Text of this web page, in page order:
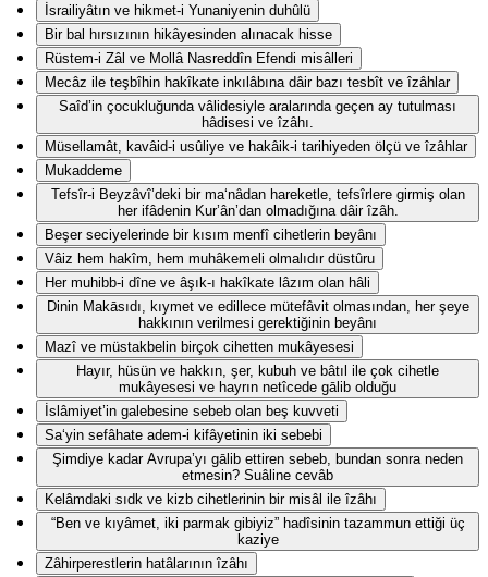
İsrailiyâtın ve hikmet-i Yunaniyenin duhûlü
Bir bal hırsızının hikâyesinden alınacak hisse
Rüstem-i Zâl ve Mollâ Nasreddîn Efendi misâlleri
Mecâz ile teşbîhin hakîkate inkılâbına dâir bazı tesbît ve îzâhlar
Saîd’in çocukluğunda vâlidesiyle aralarında geçen ay tutulması
hâdisesi ve îzâhı.
Müsellamât, kavâid-i usûliye ve hakâik-i tarihiyeden ölçü ve îzâhlar
Mukaddeme
Tefsîr-i Beyzâvî’deki bir ma‘nâdan hareketle, tefsîrlere girmiş olan
her ifâdenin Kur’ân’dan olmadığına dâir îzâh.
Beşer seciyelerinde bir kısım menfî cihetlerin beyânı
Vâiz hem hakîm, hem muhâkemeli olmalıdır düstûru
Her muhibb-i dîne ve âşık-ı hakîkate lâzım olan hâli
Dinin Makāsıdı, kıymet ve edillece mütefâvit olmasından, her şeye
hakkının verilmesi gerektiğinin beyânı
Mazî ve müstakbelin birçok cihetten mukâyesesi
Hayır, hüsün ve hakkın, şer, kubuh ve bâtıl ile çok cihetle
mukâyesesi ve hayrın netîcede gālib olduğu
İslâmiyet’in galebesine sebeb olan beş kuvveti
Sa‘yin sefâhate adem-i kifâyetinin iki sebebi
Şimdiye kadar Avrupa’yı gālib ettiren sebeb, bundan sonra neden
etmesin? Suâline cevâb
Kelâmdaki sıdk ve kizb cihetlerinin bir misâl ile îzâhı
“Ben ve kıyâmet, iki parmak gibiyiz” hadîsinin tazammun ettiği üç
kaziye
Zâhirperestlerin hatâlarının îzâhı